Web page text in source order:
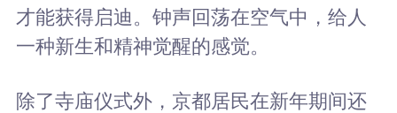
才能获得启迪。钟声回荡在空气中，给人
一种新生和精神觉醒的感觉。
除了寺庙仪式外，京都居民在新年期间还